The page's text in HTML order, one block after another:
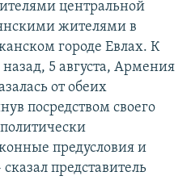
центральной
жителями в
городе Евлах. К
5 августа, Армения
от обеих
посредством своего
предусловия и
представитель